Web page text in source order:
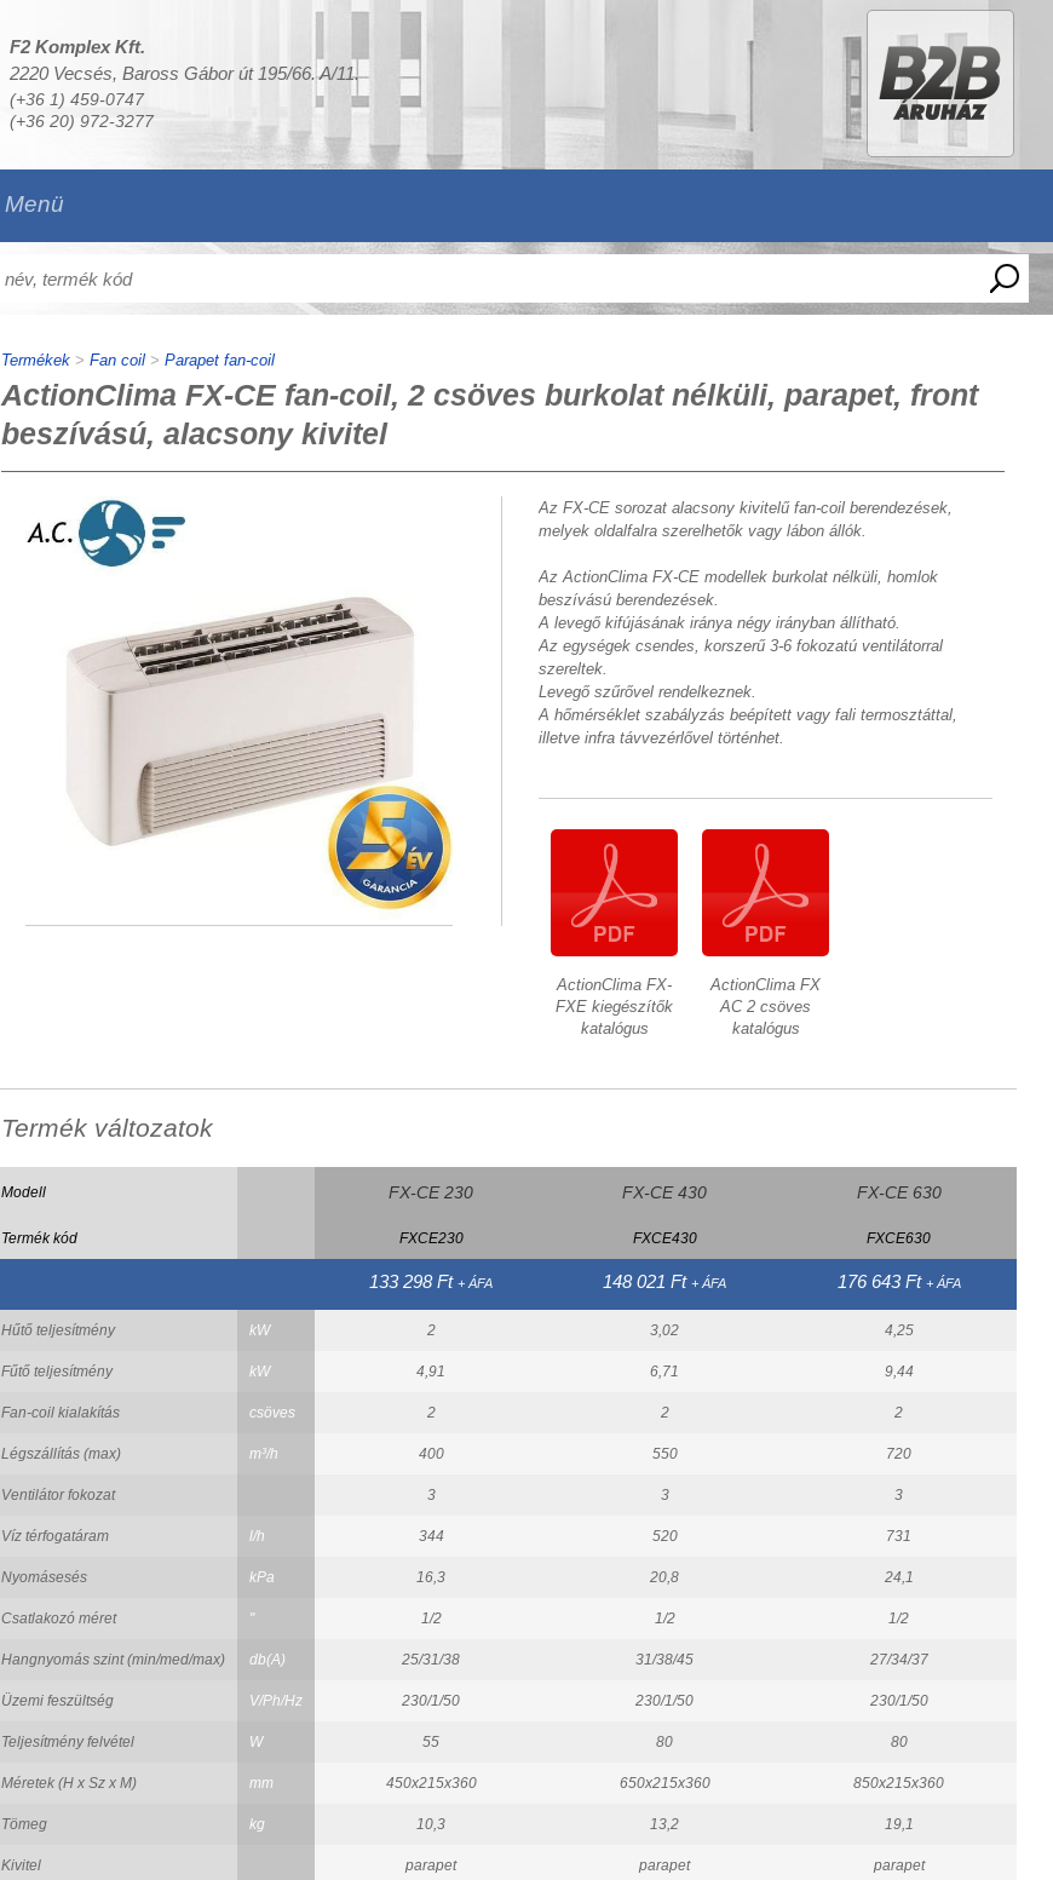
F2 Komplex Kft.
2220 Vecsés, Baross Gábor út 195/66. A/11.
(+36 1) 459-0747
(+36 20) 972-3277
Menü
Termékek> Fan coil> Parapet fan-coil
ActionClima FX-CE fan-coil, 2 csöves burkolat nélküli, parapet, front
beszívású, alacsony kivitel
Az FX-CE sorozat alacsony kivitelű fan-coil berendezések,
melyek oldalfalra szerelhetők vagy lábon állók.
Az ActionClima FX-CE modellek burkolat nélküli, homlok
beszívású berendezések.
A levegő kifújásának iránya négy irányban állítható.
Az egységek csendes, korszerű 3-6 fokozatú ventilátorral
szereltek.
Levegő szűrővel rendelkeznek.
A hőmérséklet szabályzás beépített vagy fali termosztáttal,
illetve infra távvezérlővel történhet.
ActionClima FX-
FXE kiegészítők
katalógus
ActionClima FX
AC 2 csöves
katalógus
Termék változatok
Modell FX-CE 230 FX-CE 430 FX-CE 630
Termék kód FXCE230 FXCE430 FXCE630
133 298 Ft+ ÁFA 148 021 Ft+ ÁFA 176 643 Ft + ÁFA
Hűtő teljesítmény kW 2 3,02 4,25
Fűtő teljesítmény kW 4,91 6,71 9,44
Fan-coil kialakítás csöves 2 2 2
Légszállítás (max) m³/h 400 550 720
Ventilátor fokozat 3 3 3
Víz térfogatáram l/h 344 520 731
Nyomásesés kPa 16,3 20,8 24,1
Csatlakozó méret " 1/2 1/2 1/2
Hangnyomás szint (min/med/max) db(A) 25/31/38 31/38/45 27/34/37
Üzemi feszültség V/Ph/Hz 230/1/50 230/1/50 230/1/50
Teljesítmény felvétel W 55 80 80
Méretek (H x Sz x M) mm 450x215x360 650x215x360 850x215x360
Tömeg kg 10,3 13,2 19,1
Kivitel parapet parapet parapet